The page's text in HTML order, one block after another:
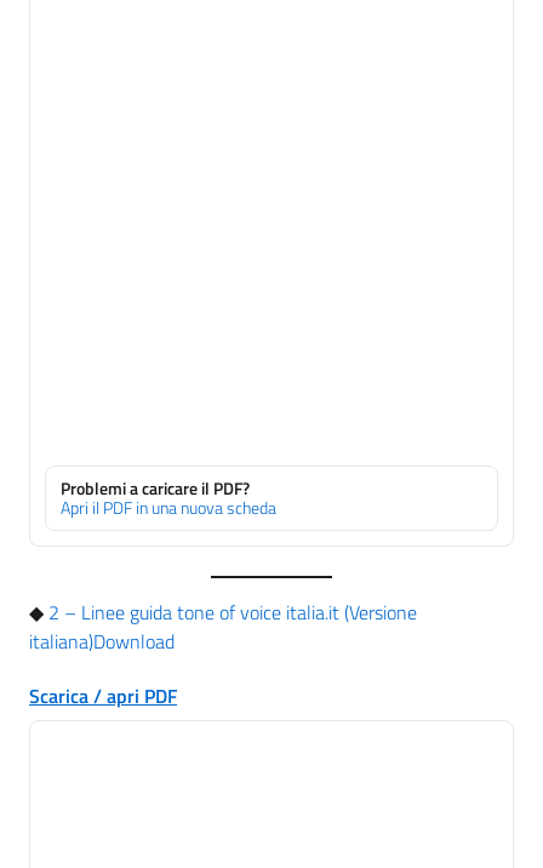
Problemi a caricare il PDF?
Apri il PDF in una nuova scheda
◆ 2 – Linee guida tone of voice italia.it (Versione
italiana)Download
Scarica / apri PDF